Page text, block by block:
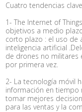
Cuatro tendencias
1- The Internet of
objetivos a medio
corto plazo : el uso de
inteligencia artificial
de drones no militares
por primera vez.
2- La tecnología móvil
información en tiempo
tomar mejores
para las ventas y la